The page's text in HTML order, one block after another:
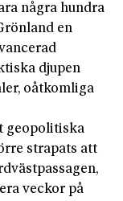
några hundra
en
djupen
oåtkomliga
geopolitiska
strapats att
veckor på